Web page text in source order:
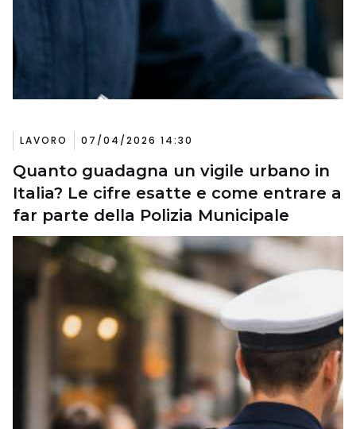
LAVORO 07/04/2026 14:30
Quanto guadagna un vigile urbano in
Italia? Le cifre esatte e come entrare a
far parte della Polizia Municipale